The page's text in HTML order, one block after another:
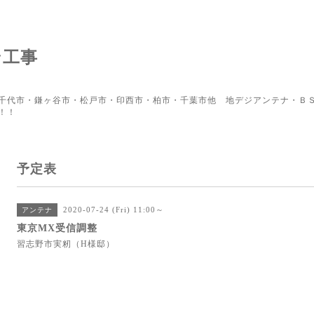
事
代市・鎌ヶ谷市・松戸市・印西市・柏市・千葉市他 地デジアンテナ・Ｂ
！
予定表
アンテナ 2020-07-24 (Fri) 11:00～
東京MX受信調整
習志野市実籾（H様邸）